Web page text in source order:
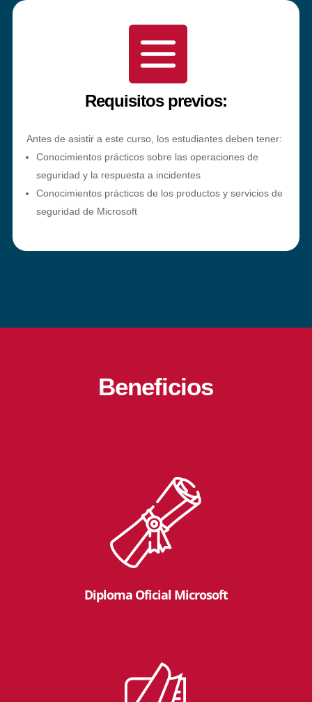

Requisitos previos:
Antes de asistir a este curso, los estudiantes deben tener:
Conocimientos prácticos sobre las operaciones de
seguridad y la respuesta a incidentes
Conocimientos prácticos de los productos y servicios de
seguridad de Microsoft
Beneficios
Diploma Oficial Microsoft